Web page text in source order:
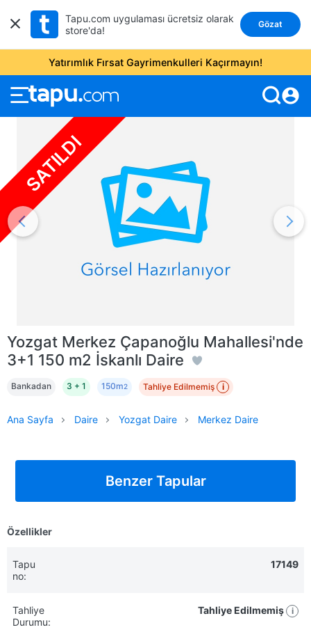
Tapu.com uygulaması ücretsiz olarak
store'da!
Gözat
Yatırımlık Fırsat Gayrimenkulleri Kaçırmayın!
account_circle
SATILDI
Benzer Tapular
Özellikler
Tapu
no:
17149
Tahliye
Durumu:
Tahliye Edilmemiş i
Yozgat Merkez Çapanoğlu Mahallesi'nde
3+1 150 m2 İskanlı Daire
Bankadan 3 + 1 150m2 Tahliye Edilmemiş i
Ana Sayfa Daire Yozgat Daire Merkez Daire